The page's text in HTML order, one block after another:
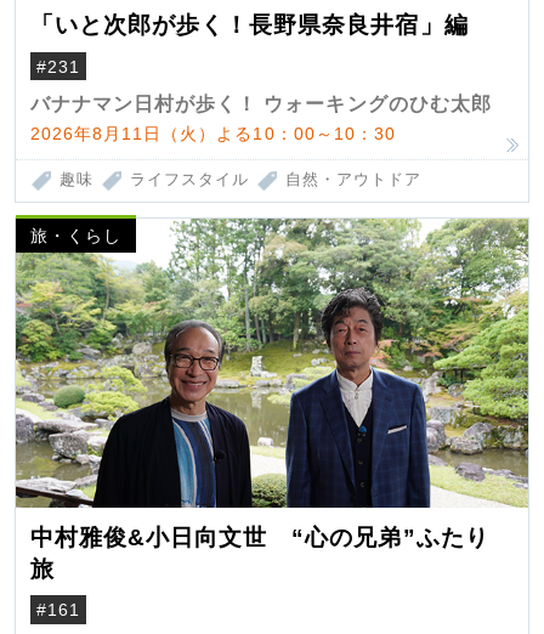
「いと次郎が歩く！長野県奈良井宿」編
#231
バナナマン日村が歩く！ ウォーキングのひむ太郎
2026年8月11日（火）よる10：00～10：30
趣味 ライフスタイル 自然・アウトドア
旅・くらし
中村雅俊&小日向文世 “心の兄弟”ふたり
旅
#161